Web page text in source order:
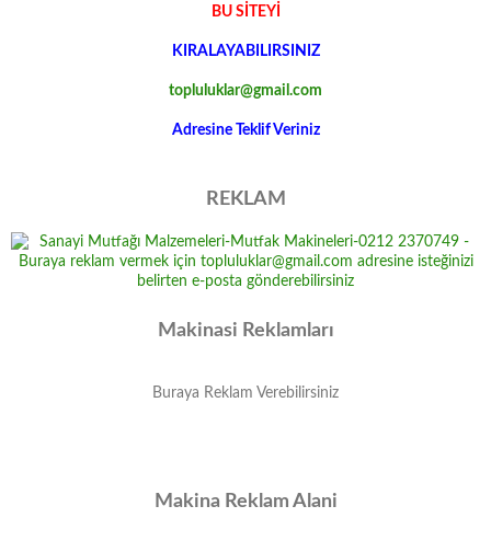
BU SİTEYİ
KIRALAYABILIRSINIZ
topluluklar@gmail.com
Adresine Teklif Veriniz
REKLAM
Makinasi Reklamları
Buraya Reklam Verebilirsiniz
Makina Reklam Alani